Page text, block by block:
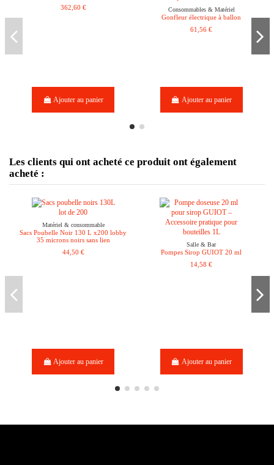
362,60 €
Ajouter au panier
Consommables & Matériel
Gonfleur électrique à ballon
61,56 €
Ajouter au panier
Les clients qui ont acheté ce produit ont également
acheté :
Matériel & consommable
Sacs Poubelle Noir 130 L x200 lobby
35 microns noirs sans lien
44,50 €
Ajouter au panier
Salle & Bar
Pompes Sirop GUIOT 20 ml
14,58 €
Ajouter au panier